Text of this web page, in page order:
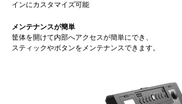
インにカスタマイズ可能
メンテナンスが簡単
筐体を開けて内部へアクセスが簡単にでき、
スティックやボタンをメンテナンスできます。